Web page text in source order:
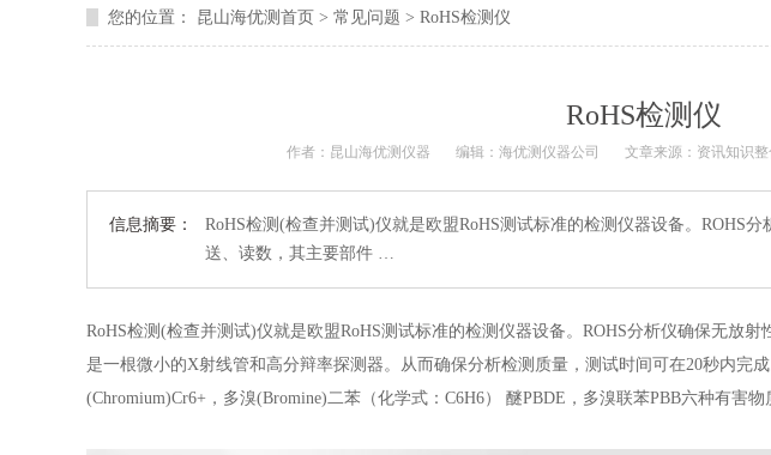
您的位置： 昆山海优测首页 > 常见问题 > RoHS检测仪
RoHS检测仪
作者：昆山海优测仪器 编辑：海优测仪器公司 文章来源：资讯知识整
信息摘要：
RoHS检测(检查并测试)仪就是欧盟RoHS测试标准的检测仪器设备。ROHS
送、读数，其主要部件 …
RoHS检测(检查并测试)仪就是欧盟RoHS测试标准的检测仪器设备。ROHS分析仪确保无放
是一根微小的X射线管和高分辩率探测器。从而确保分析检测质量，测试时间可在20秒内完
(Chromium)Cr6+，多溴(Bromine)二苯（化学式：C6H6） 醚PBDE，多溴联苯PBB六种有害物